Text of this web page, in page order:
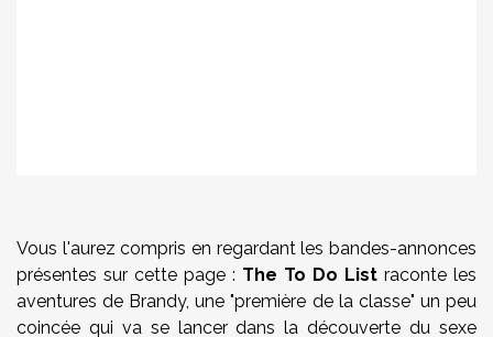
Vous l'aurez compris en regardant les bandes-annonces
présentes sur cette page : The To Do List raconte les
aventures de Brandy, une "première de la classe" un peu
coincée qui va se lancer dans la découverte du sexe